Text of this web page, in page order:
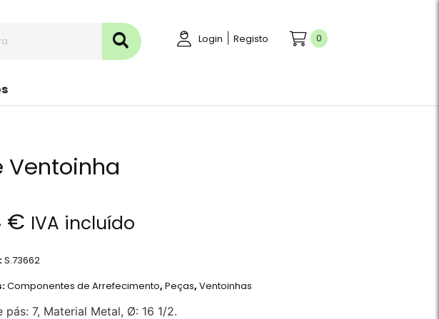
Login Registo 0
Ventoinha
€ IVA incluído
S.73662
Componentes de Arrefecimento,Peças,Ventoinhas
pás: 7, Material Metal, Ø: 16 1/2.